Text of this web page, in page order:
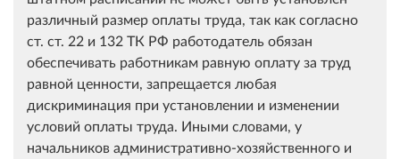
различный размер оплаты труда, так как согласно
ст. ст. 22 и 132 ТК РФ работодатель обязан
обеспечивать работникам равную оплату за труд
равной ценности, запрещается любая
дискриминация при установлении и изменении
условий оплаты труда. Иными словами, у
начальников административно-хозяйственного и